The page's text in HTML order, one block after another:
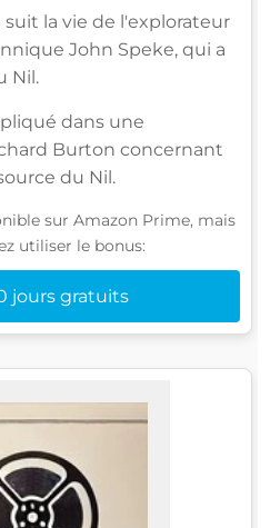
suit la vie de l'explorateur
John Speke, qui a
Nil.
dans une
Burton concernant
du Nil.
sur Amazon Prime, mais
utiliser le bonus:
jours gratuits